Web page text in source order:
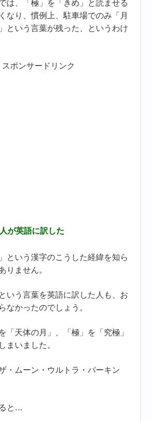
は、「極」を「きめ」と読ませる
なり、慣例上、駐車場でのみ「月
という言葉が残った、というわけ
スポンサードリンク
が英語に訳した
という漢字のこうした経緯を知ら
りません。
いう言葉を英語に訳した人も、お
なかったのでしょう。
「天体の月」、「極」を「究極」
まいました。
・ムーン・ウルトラ・パーキン
と…